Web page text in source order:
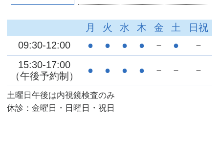
土曜日午後は内視鏡検査のみ
休診：金曜日・日曜日・祝日
月 火 水 木 金 土
日祝
09:30-12:00
● ● ● ● － ●
－
15:30-17:00
（午後予約制）
● ● ● ● － － －